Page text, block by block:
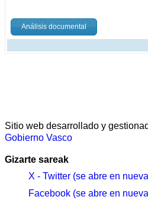
Análisis documental
Sitio web desarrollado y
Gobierno Vasco
Gizarte sareak
X - Twitter (se abre en
Facebook (se abre en